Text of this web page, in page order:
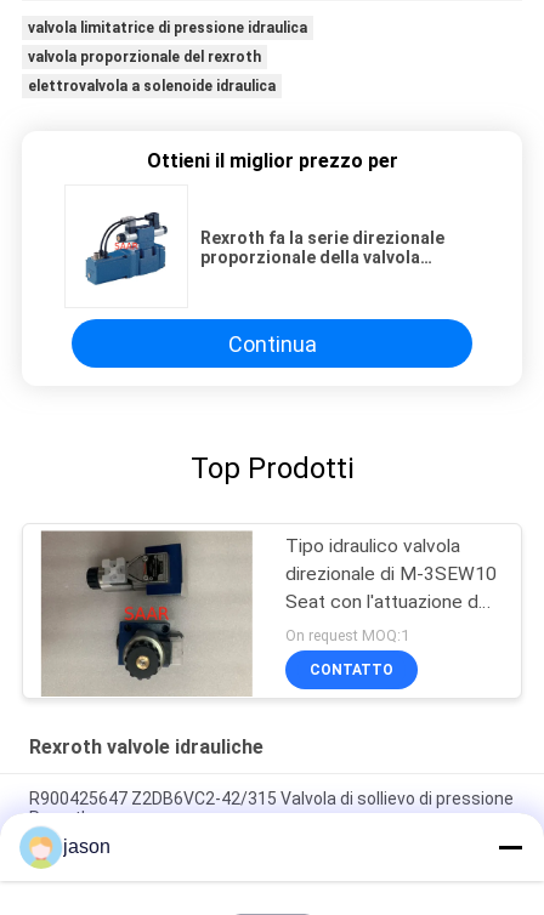
valvola limitatrice di pressione idraulica
valvola proporzionale del rexroth
elettrovalvola a solenoide idraulica
Ottieni il miglior prezzo per
Rexroth fa la serie direzionale
proporzionale della valvola
Continua
Top Prodotti
Tipo idraulico valvola
direzionale di M-3SEW10
Seat con l'attuazione del
solenoide
On request MOQ:1
CONTATTO
Rexroth valvole idrauliche
R900425647 Z2DB6VC2-42/315 Valvola di sollievo di pressione
Rexroth
R901493886 4WRPEH10C3B100L-3X/M/24A1 Rexroth Valvola
proporzionale serie 4WRPEH-3X
jason